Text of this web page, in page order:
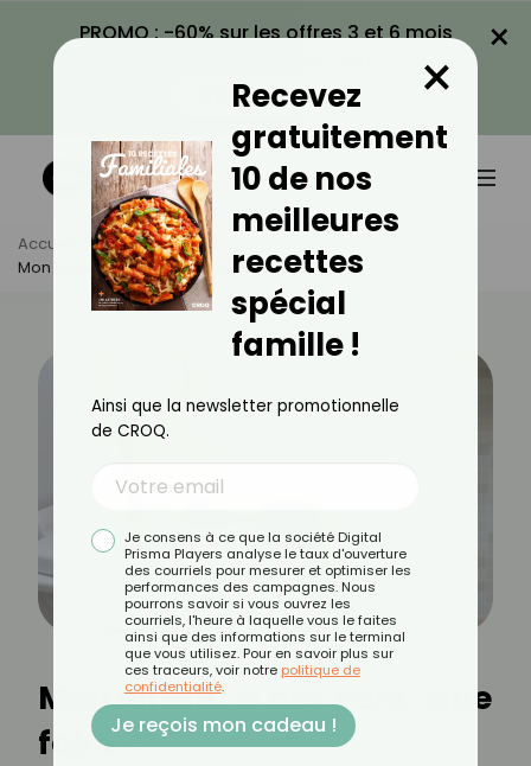
PROMO : -60% sur les offres 3 et 6 mois
VOIR LA PROMO
×
Accueil Actus
Santé
Mon Enfant A Des Vers : Que Faire ?
Mon enfant a des vers : que
faire ?
Recevez
gratuitement
10 de nos
meilleures
recettes
spécial
famille !
×
Ainsi que la newsletter promotionnelle
de CROQ.
Je consens à ce que la société Digital
Prisma Players analyse le taux d'ouverture
des courriels pour mesurer et optimiser les
performances des campagnes. Nous
pourrons savoir si vous ouvrez les
courriels, l'heure à laquelle vous le faites
ainsi que des informations sur le terminal
que vous utilisez. Pour en savoir plus sur
ces traceurs, voir notre politique de
confidentialité.
Je reçois mon cadeau !